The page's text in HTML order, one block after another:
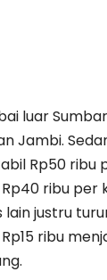
luar
Jambi.
Rp50 ribu
ribu per
justru
ribu